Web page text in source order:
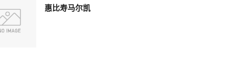
惠比寿马尔凯